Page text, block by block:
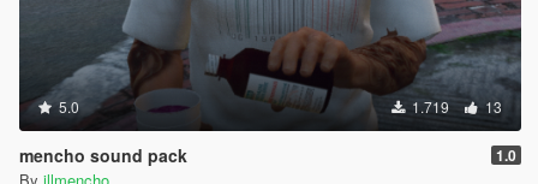
5.0 1.719 13
mencho sound pack 1.0
By illmencho